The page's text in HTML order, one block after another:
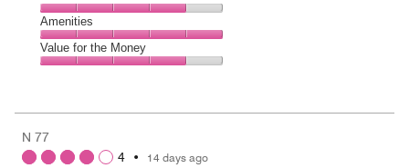
5
out
of
5
5
out
of
5
Service,
4
out
Amenities
Amenities,
5
5
Value for the Money
4
out
N 77
4 • 14 days ago